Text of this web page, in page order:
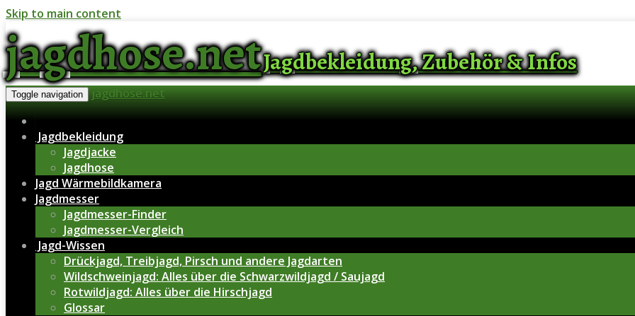
Skip to main content
jagdhose.netJagdbekleidung, Zubehör & Infos
Toggle navigation jagdhose.net
Jagdbekleidung
Jagdjacke
Jagdhose
Jagd Wärmebildkamera
Jagdmesser
Jagdmesser-Finder
Jagdmesser-Vergleich
Jagd-Wissen
Drückjagd, Treibjagd, Pirsch und andere Jagdarten
Wildschweinjagd: Alles über die Schwarzwildjagd / Saujagd
Rotwildjagd: Alles über die Hirschjagd
Glossar